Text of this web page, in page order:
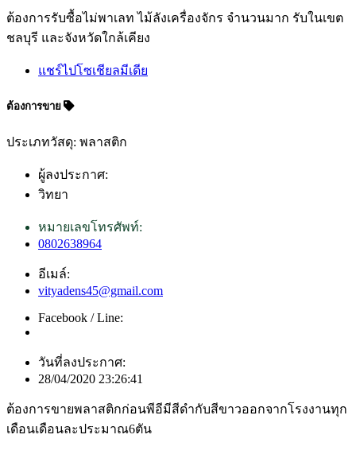
ต้องการรับซื้อไม่พาเลท ไม้ลังเครื่องจักร จำนวนมาก รับในเขต
ชลบุรี และจังหวัดใกล้เคียง
แชร์ไปโซเชียลมีเดีย
ต้องการขาย
ประเภทวัสดุ: พลาสติก
ผู้ลงประกาศ:
วิทยา
หมายเลขโทรศัพท์:
0802638964
อีเมล์:
vityadens45@gmail.com
Facebook / Line:
วันที่ลงประกาศ:
28/04/2020 23:26:41
ต้องการขายพลาสติกก่อนพีอีมีสีดำกับสีขาวออกจากโรงงานทุก
เดือนเดือนละประมาณ6ตัน